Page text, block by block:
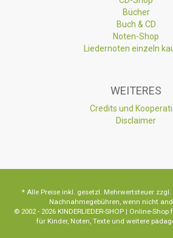
Bücher
Buch & CD
Noten-Shop
Liedernoten einzeln
WEITERES
Credits und
Disclaimer
* Alle Preise inkl. gesetzl. Mehrwertsteuer
Nachnahmegebühren, wenn nicht
© 2002 - 2026 KINDERLIEDER-SHOP | Online-
für Kinder, Noten, Texte und weitere